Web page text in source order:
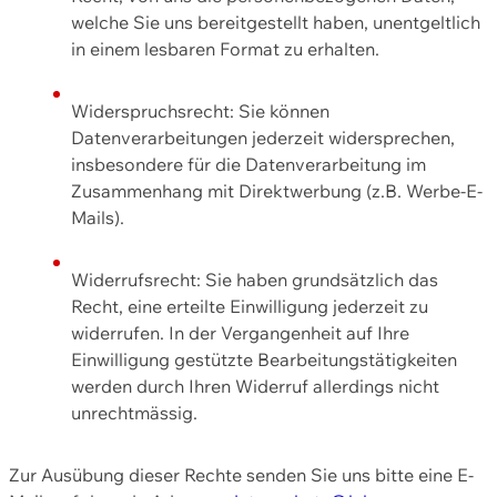
welche Sie uns bereitgestellt haben, unentgeltlich
in einem lesbaren Format zu erhalten.
Widerspruchsrecht: Sie können
Datenverarbeitungen jederzeit widersprechen,
insbesondere für die Datenverarbeitung im
Zusammenhang mit Direktwerbung (z.B. Werbe-E-
Mails).
Widerrufsrecht: Sie haben grundsätzlich das
Recht, eine erteilte Einwilligung jederzeit zu
widerrufen. In der Vergangenheit auf Ihre
Einwilligung gestützte Bearbeitungstätigkeiten
werden durch Ihren Widerruf allerdings nicht
unrechtmässig.
Zur Ausübung dieser Rechte senden Sie uns bitte eine E-